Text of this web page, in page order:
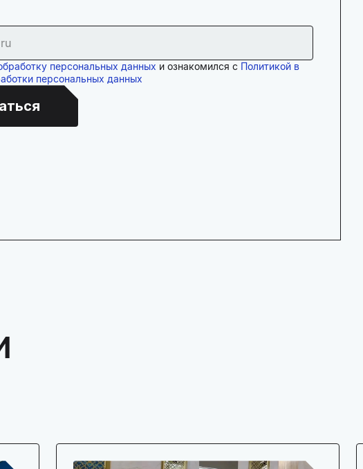
персональных данных и ознакомился с Политикой в
персональных данных